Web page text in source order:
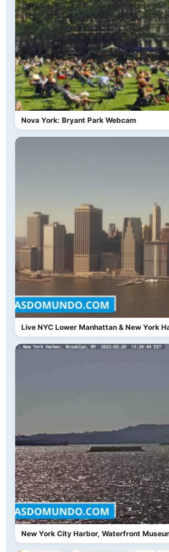
Nova York: Bryant Park Webcam
Live NYC Lower Manhattan & New York
New York City Harbor, Waterfront